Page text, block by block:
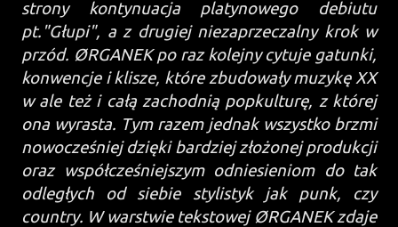
strony kontynuacja platynowego debiutu
pt."Głupi", a z drugiej niezaprzeczalny krok w
przód. ØRGANEK po raz kolejny cytuje gatunki,
konwencje i klisze, które zbudowały muzykę XX
w ale też i całą zachodnią popkulturę, z której
ona wyrasta. Tym razem jednak wszystko brzmi
nowocześniej dzięki bardziej złożonej produkcji
oraz współcześniejszym odniesieniom do tak
odległych od siebie stylistyk jak punk, czy
country. W warstwie tekstowej ØRGANEK zdaje